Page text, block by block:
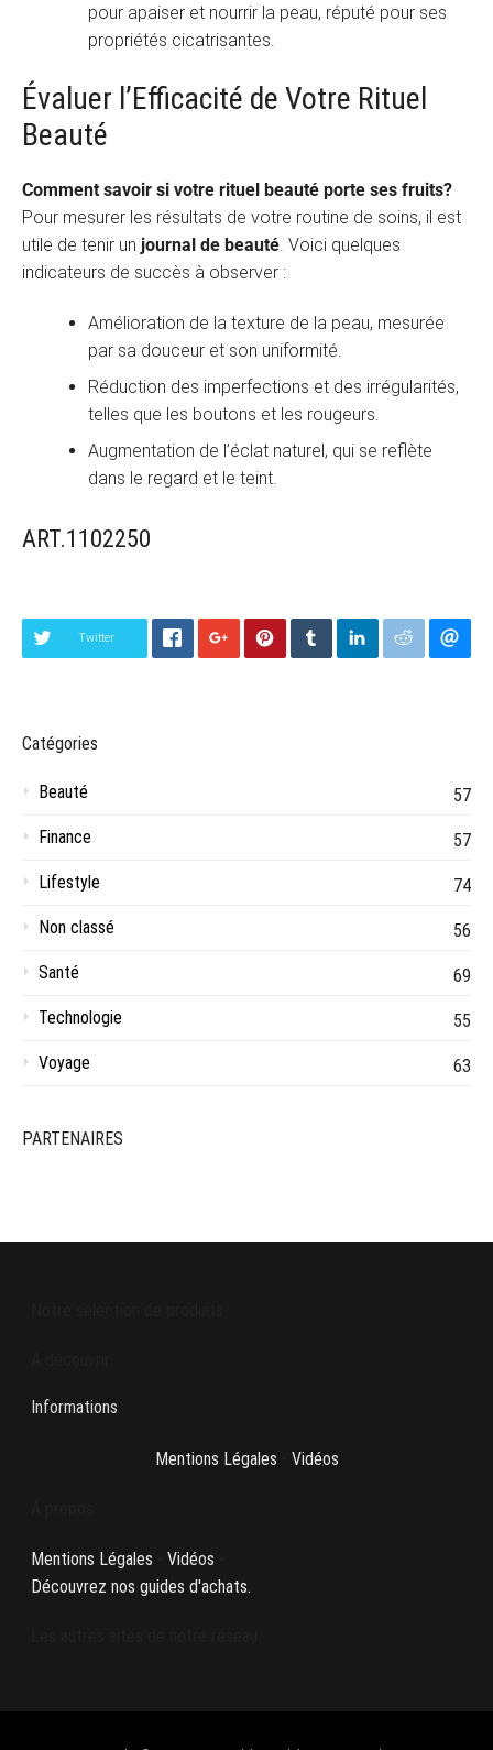
pour apaiser et nourrir la peau, réputé pour ses
propriétés cicatrisantes.
Évaluer l’Efficacité de Votre Rituel
Beauté
Comment savoir si votre rituel beauté porte ses fruits?
Pour mesurer les résultats de votre routine de soins, il est
utile de tenir un journal de beauté . Voici quelques
indicateurs de succès à observer :
Amélioration de la texture de la peau, mesurée
par sa douceur et son uniformité.
Réduction des imperfections et des irrégularités,
telles que les boutons et les rougeurs.
Augmentation de l’éclat naturel, qui se reflète
dans le regard et le teint.
ART.1102250
Twitter
Catégories
Beauté
57
Finance
57
Lifestyle
74
Non classé
56
Santé
69
Technologie
55
Voyage
63
PARTENAIRES
Informations
Mentions Légales Vidéos
Mentions Légales Vidéos
Découvrez nos guides d'achats.